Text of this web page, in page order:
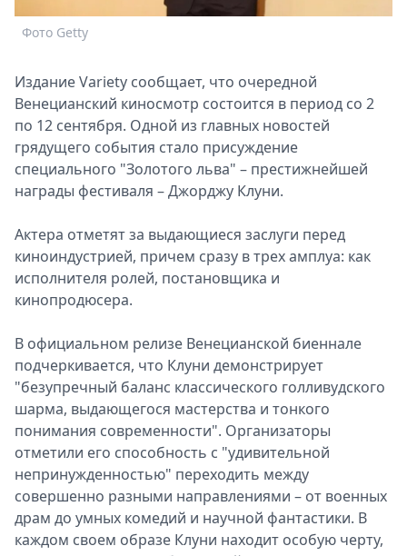
Фото Getty
Издание Variety сообщает, что очередной
Венецианский киносмотр состоится в период со 2
по 12 сентября. Одной из главных новостей
грядущего события стало присуждение
специального "Золотого льва" – престижнейшей
награды фестиваля – Джорджу Клуни.
Актера отметят за выдающиеся заслуги перед
киноиндустрией, причем сразу в трех амплуа: как
исполнителя ролей, постановщика и
кинопродюсера.
В официальном релизе Венецианской биеннале
подчеркивается, что Клуни демонстрирует
"безупречный баланс классического голливудского
шарма, выдающегося мастерства и тонкого
понимания современности". Организаторы
отметили его способность с "удивительной
непринужденностью" переходить между
совершенно разными направлениями – от военных
драм до умных комедий и научной фантастики. В
каждом своем образе Клуни находит особую черту,